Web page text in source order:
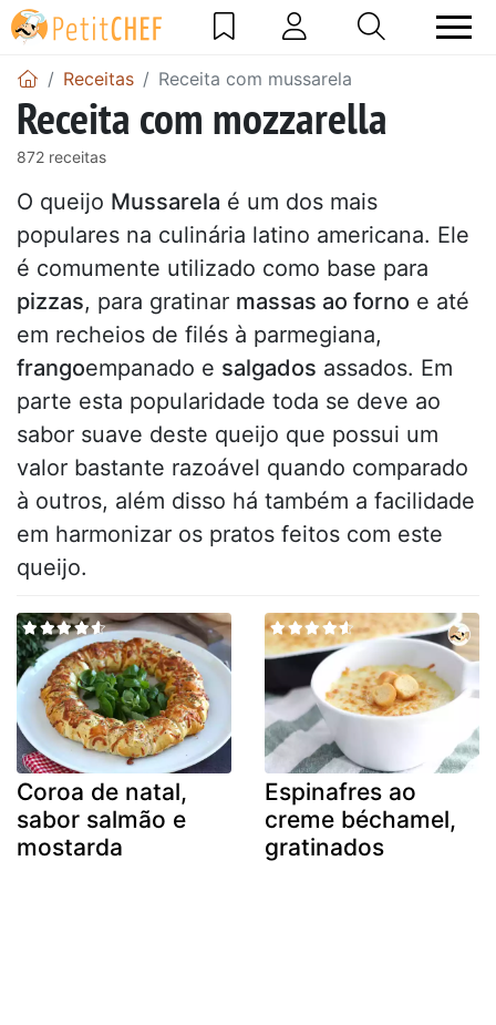
Receitas Receita com mussarela
Receita com mozzarella
872 receitas
O queijo Mussarela é um dos mais
populares na culinária latino americana. Ele
é comumente utilizado como base para
pizzas, para gratinar massas ao forno e até
em recheios de filés à parmegiana,
frangoempanado e salgados assados. Em
parte esta popularidade toda se deve ao
sabor suave deste queijo que possui um
valor bastante razoável quando comparado
à outros, além disso há também a facilidade
em harmonizar os pratos feitos com este
queijo.
Coroa de natal,
sabor salmão e
mostarda
Espinafres ao
creme béchamel,
gratinados